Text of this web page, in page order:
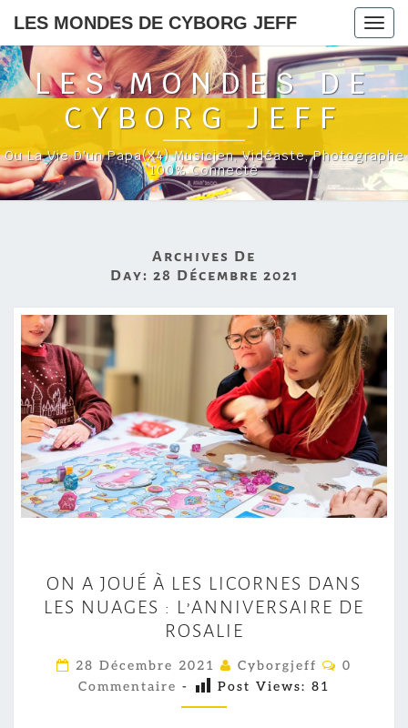
LES MONDES DE CYBORG JEFF
LES MONDES DE
CYBORG JEFF
Ou La Vie D'un Papa(x4) Musicien, Vidéaste, Photographe
100% Connecté
Archives De
Day: 28 Décembre 2021
N
A
J
O
U
É
ON A JOUÉ À LES LICORNES DANS
LES NUAGES : L’ANNIVERSAIRE DE
ROSALIE
28 Décembre 2021 Cyborgjeff
C
0
Commentaire - Post Views: 81